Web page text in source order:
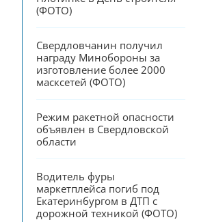
(ФОТО)
Свердловчанин получил
награду Минобороны за
изготовление более 2000
масксетей (ФОТО)
Режим ракетной опасности
объявлен в Свердловской
области
Водитель фуры
маркетплейса погиб под
Екатеринбургом в ДТП с
дорожной техникой (ФОТО)